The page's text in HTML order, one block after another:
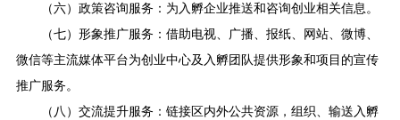
（六）政策咨询服务：为入孵企业推送和咨询创业相关信息。
（七）形象推广服务：借助电视、广播、报纸、网站、微博、
微信等主流媒体平台为创业中心及入孵团队提供形象和项目的宣传
推广服务。
（八）交流提升服务：链接区内外公共资源，组织、输送入孵